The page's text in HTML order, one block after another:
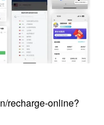
recharge-online?